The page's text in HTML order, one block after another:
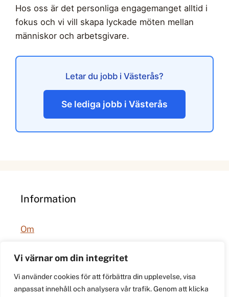
Vi värnar om din integritet
Vi använder cookies för att förbättra din upplevelse, visa
anpassat innehåll och analysera vår trafik. Genom att klicka
Hos oss är det personliga engagemanget alltid i
fokus och vi vill skapa lyckade möten mellan
människor och arbetsgivare.
Letar du jobb i Västerås?
Se lediga jobb i Västerås
Information
Om